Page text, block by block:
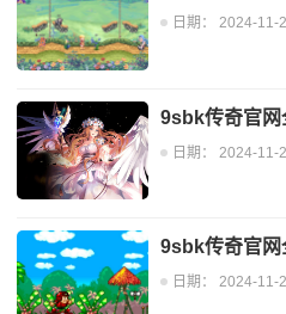
日期： 2024-11-
9sbk传奇官网
日期： 2024-11-
9sbk传奇官网
日期： 2024-11-